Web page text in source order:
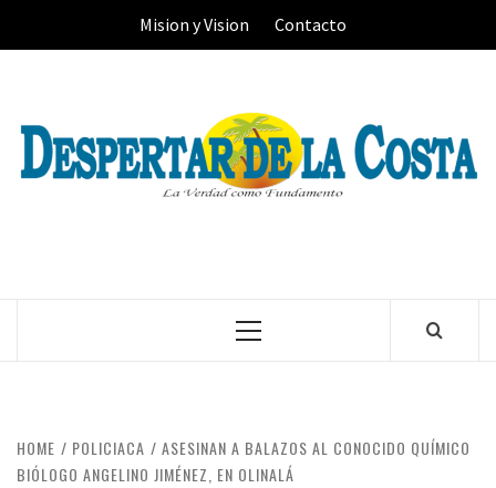
Mision y Vision Contacto
Primary
HOME POLICIACA
ASESINAN A BALAZOS AL CONOCIDO QUÍMICO
BIÓLOGO ANGELINO JIMÉNEZ, EN OLINALÁ